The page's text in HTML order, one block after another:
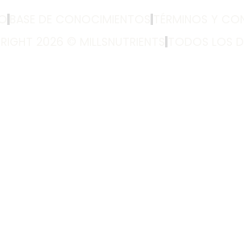
BASE DE CONOCIMIENTOS TÉRMINOS Y
TODOS LOS